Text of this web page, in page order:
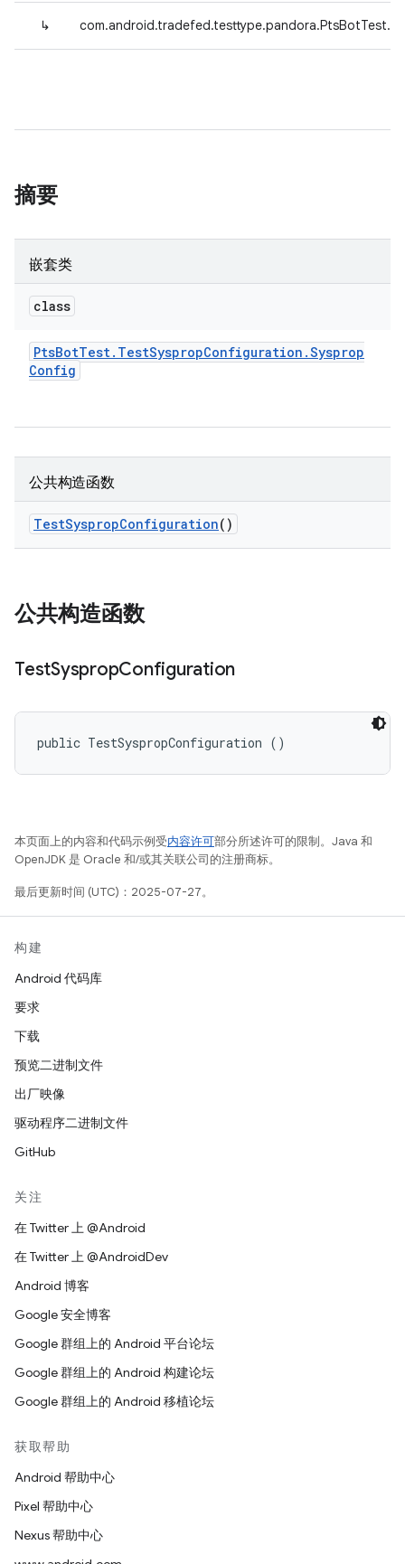
↳
摘要
嵌套类
class
PtsBotTest. TestSyspropConfiguration .Sysprop
Config
公共构造函数
TestSyspropConfiguration()
公共构造函数
TestSyspropConfiguration
public TestSyspropConfiguration ()
本页面上的内容和代码示例受内容许可部分所述许可的限制。Java 和
OpenJDK 是 Oracle 和/或其关联公司的注册商标。
最后更新时间 (UTC)：2025-07-27。
构建
Android 代码库
要求
下载
预览二进制文件
出厂映像
驱动程序二进制文件
GitHub
关注
在 Twitter 上 @Android
在 Twitter 上 @AndroidDev
Android 博客
Google 安全博客
Google 群组上的 Android 平台论坛
Google 群组上的 Android 构建论坛
Google 群组上的 Android 移植论坛
获取帮助
Android 帮助中心
Pixel 帮助中心
Nexus 帮助中心